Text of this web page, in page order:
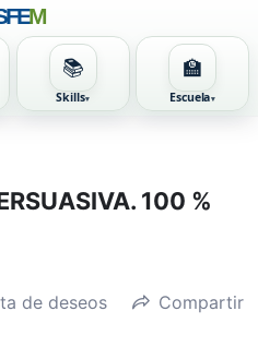
M
📚
Skills
🏫
Escuela
100 %
de deseos Compartir